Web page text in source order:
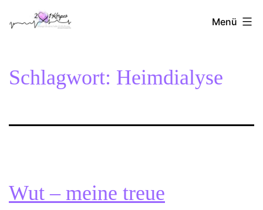
Inhalt2Herzen1Körper Menü
Schlagwort: Heimdialyse
Wut – meine treue